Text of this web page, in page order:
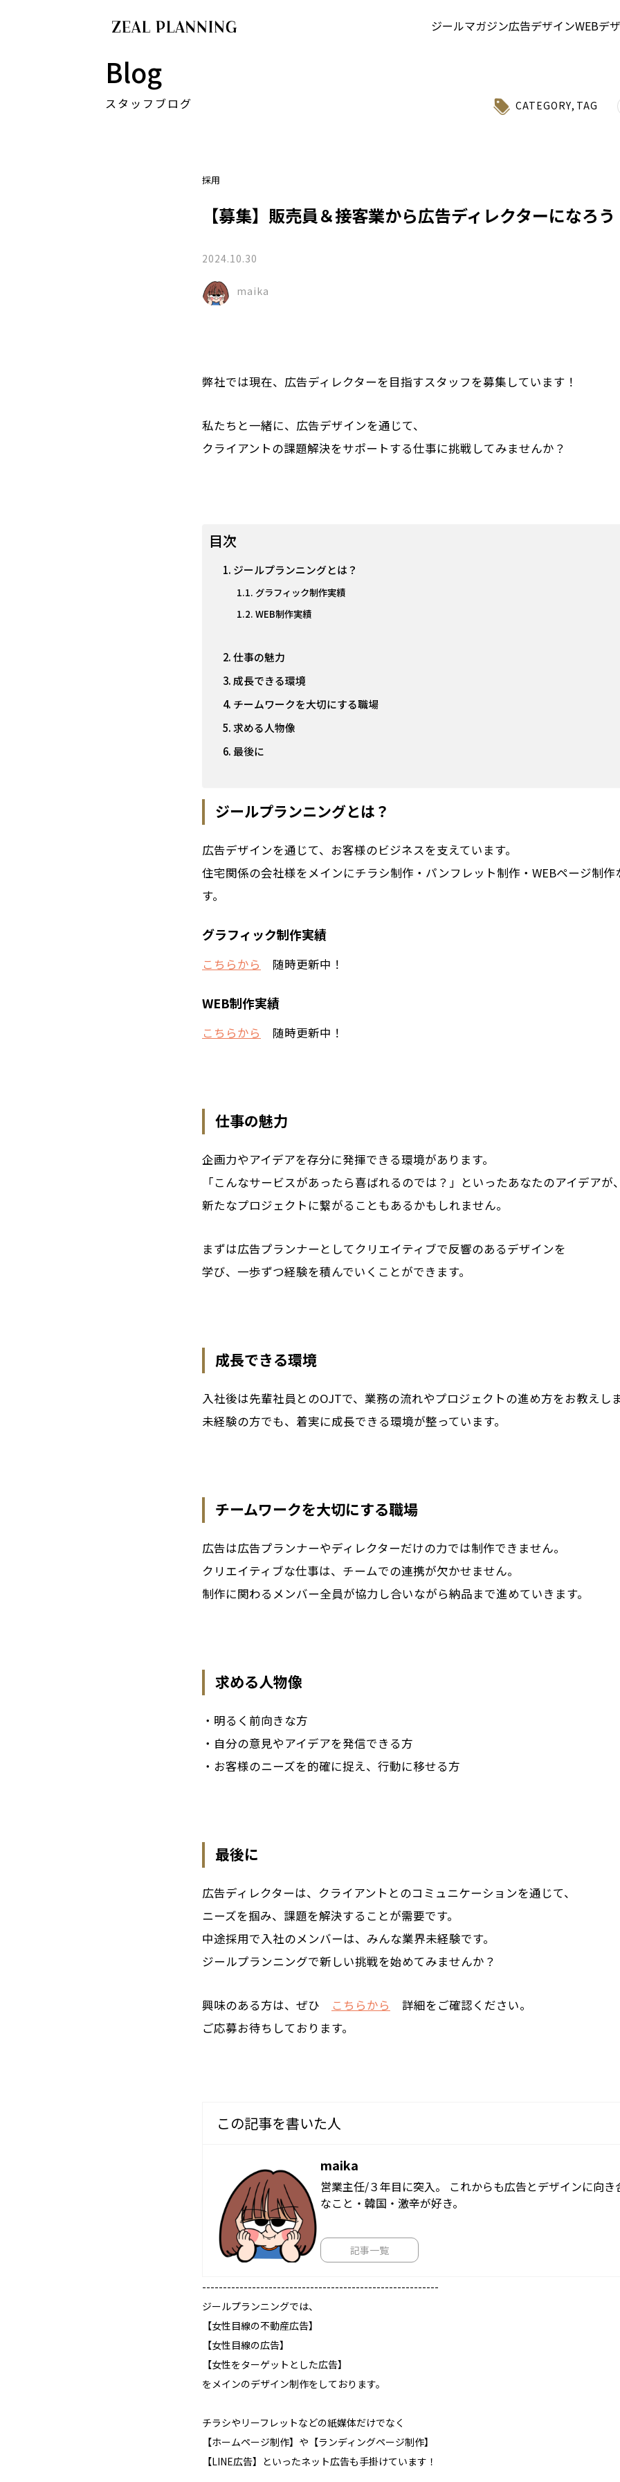
ジールマガジン広告デザインWEBデ
Blog
スタッフブログ CATEGORY, TAG
採用
【募集】販売員＆接客業から広告ディレクターになろ
2024.10.30
maika
弊社では現在、広告ディレクターを目指すスタッフを募集しています！
私たちと一緒に、広告デザインを通じて、
クライアントの課題解決をサポートする仕事に挑戦してみませんか？
目次
ジールプランニングとは？
グラフィック制作実績
WEB制作実績
仕事の魅力
成長できる環境
チームワークを大切にする職場
求める人物像
最後に
ジールプランニングとは？
広告デザインを通じて、お客様のビジネスを支えています。
住宅関係の会社様をメインにチラシ制作・パンフレット制作・WEBページ制作
す。
グラフィック制作実績
こちらから 随時更新中！
WEB制作実績
こちらから 随時更新中！
仕事の魅力
企画力やアイデアを存分に発揮できる環境があります。
「こんなサービスがあったら喜ばれるのでは？」といったあなたのアイデアが
新たなプロジェクトに繋がることもあるかもしれません。
まずは広告プランナーとしてクリエイティブで反響のあるデザインを
学び、一歩ずつ経験を積んでいくことができます。
成長できる環境
入社後は先輩社員とのOJTで、業務の流れやプロジェクトの進め方をお教えし
未経験の方でも、着実に成長できる環境が整っています。
チームワークを大切にする職場
広告は広告プランナーやディレクターだけの力では制作できません。
クリエイティブな仕事は、チームでの連携が欠かせません。
制作に関わるメンバー全員が協力し合いながら納品まで進めていきます。
求める人物像
・明るく前向きな方
・自分の意見やアイデアを発信できる方
・お客様のニーズを的確に捉え、行動に移せる方
最後に
広告ディレクターは、クライアントとのコミュニケーションを通じて、
ニーズを掴み、課題を解決することが需要です。
中途採用で入社のメンバーは、みんな業界未経験です。
ジールプランニングで新しい挑戦を始めてみませんか？
興味のある方は、ぜひ こちらから
詳細をご確認ください。
ご応募お待ちしております。
この記事を書いた人
maika
営業主任/３年目に突入。 これからも広告とデザインに向き
なこと・韓国・激辛が好き。
記事一覧
---------------------------------------------------------
ジールプランニングでは、
【女性目線の不動産広告】
【女性目線の広告】
【女性をターゲットとした広告】
をメインのデザイン制作をしております。
チラシやリーフレットなどの紙媒体だけでなく
【ホームページ制作】や【ランディングページ制作】
【LINE広告】といったネット広告も手掛けています！